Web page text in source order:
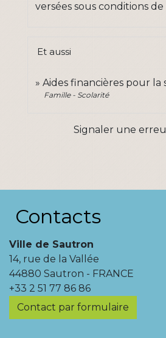
versées sous conditions de
Et aussi
Aides financières pour la
Famille - Scolarité
Signaler une
Contacts
Ville de Sautron
14, rue de la Vallée
44880 Sautron - FRANCE
+33 2 51 77 86 86
Contact par formulaire